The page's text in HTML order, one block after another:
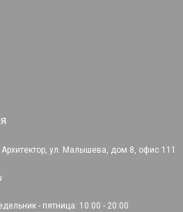
Архитектор, ул. Малышева, дом 8, офис 111
- пятница: 10:00 - 20:00